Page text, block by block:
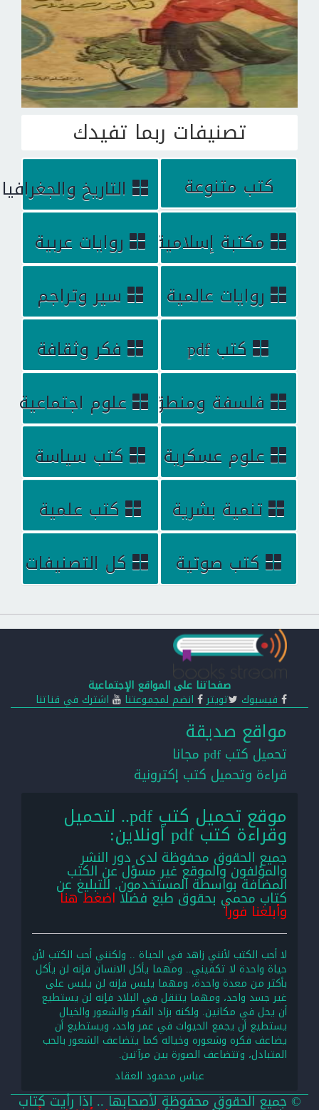
تصنيفات ربما تفيدك
كتب متنوعة
التاريخ والجغرافيا
مكتبة إسلامية
روايات عربية
روايات عالمية
سير وتراجم
كتب pdf
فكر وثقافة
فلسفة ومنطق
علوم اجتماعية
علوم عسكرية
كتب سياسة
تنمية بشرية
كتب علمية
كتب صوتية
كل التصنيفات
صفحاتنا على المواقع الإجتماعية
فيسبوك تويتر انضم لمجموعتنا اشترك في قناتنا
مواقع صديقة
تحميل كتب pdf مجانا
قراءة وتحميل كتب إكترونية
موقع تحميل كتب pdf.. لتحميل
وقراءة كتب pdf أونلاين:
جميع الحقوق محفوظة لدى دور النشر
والمؤلفون والموقع غير مسؤل عن الكتب
المضافة بواسطة المستخدمون. للتبليغ عن
كتاب محمي بحقوق طبع فضلااضغط هنا
وأبلغنا فوراً
لا أحب الكتب لأنني زاهد في الحياة .. ولكنني أحب الكتب لأن
حياة واحدة لا تكفيني.. ومهما يأكل الانسان فإنه لن يأكل
بأكثر من معدة واحدة، ومهما يلبس فإنه لن يلبس على
غير جسد واحد، ومهما يتنقل في البلاد فإنه لن يستطيع
أن يحل في مكانين. ولكنه بزاد الفكر والشعور والخيال
يستطيع أن يجمع الحيوات في عمر واحد، ويستطيع أن
يضاعف فكره وشعوره وخياله كما يتضاعف الشعور بالحب
المتبادل، وتتضاعف الصورة بين مرآتين.
عباس محمود العقاد
© جميع الحقوق محفوظة لأصحابها .. اذا رأيت كتاب